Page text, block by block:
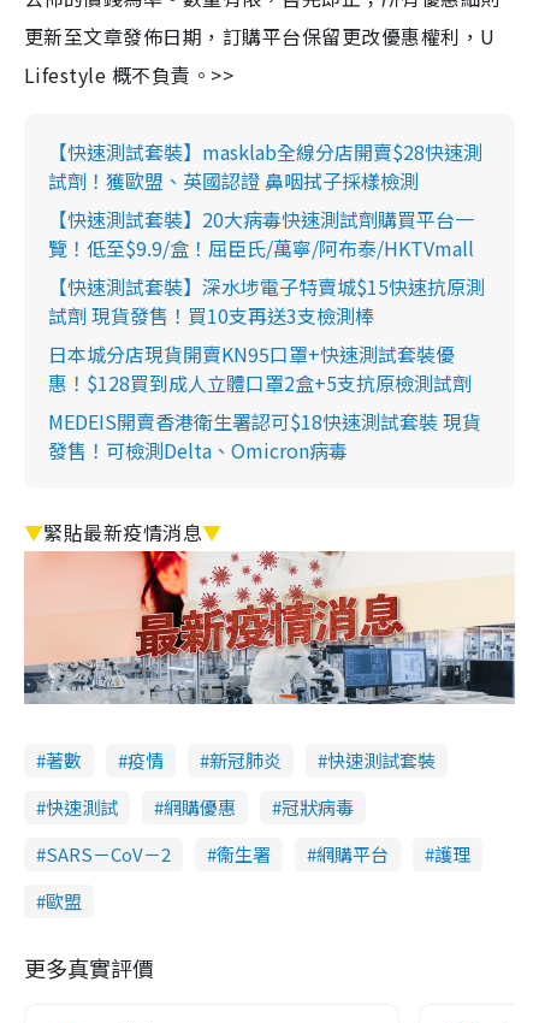
更新至文章發佈日期，訂購平台保留更改優惠權利，U
Lifestyle 概不負責。>>
【快速測試套裝】masklab全線分店開賣$28快速測
試劑！獲歐盟、英國認證 鼻咽拭子採樣檢測
【快速測試套裝】20大病毒快速測試劑購買平台一
覽！低至$9.9/盒！屈臣氏/萬寧/阿布泰/HKTVmall
【快速測試套裝】深水埗電子特賣城$15快速抗原測
試劑 現貨發售！買10支再送3支檢測棒
日本城分店現貨開賣KN95口罩+快速測試套裝優
惠！$128買到成人立體口罩2盒+5支抗原檢測試劑
MEDEIS開賣香港衛生署認可$18快速測試套裝 現貨
發售！可檢測Delta、Omicron病毒
▼緊貼最新疫情消息▼
著數 疫情 新冠肺炎
快速測試套裝
快速測試
網購優惠
冠狀病毒
SARS－CoV－2
衞生署 網購平台
護理
歐盟
更多真實評價